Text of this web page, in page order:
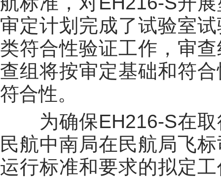
审定计划完成了试验室
类符合性验证工作，审
查组将按审定基础和符
符合性。
为确保EH216-S在
民航中南局在民航局飞
运行标准和要求的拟定